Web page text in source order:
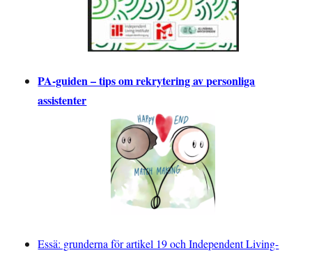
PA-guiden – tips om rekrytering av personliga
assistenter
Essä: grunderna för artikel 19 och Independent Living-